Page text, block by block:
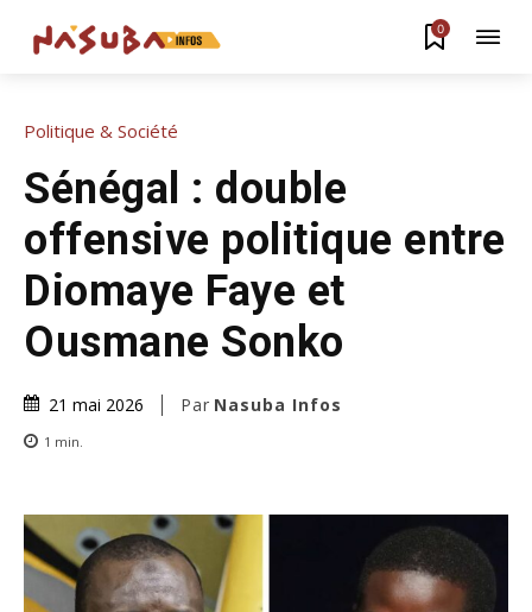
0
Politique & Société
Sénégal : double
offensive politique entre
Diomaye Faye et
Ousmane Sonko
21 mai 2026 Par Nasuba Infos
1 min.